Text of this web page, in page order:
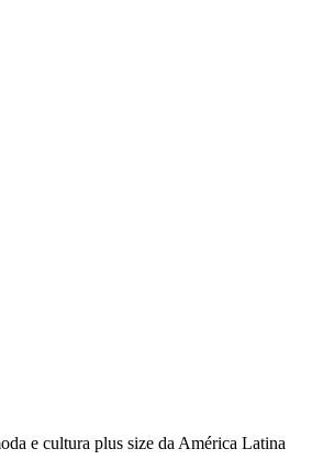
e cultura plus size da América Latina